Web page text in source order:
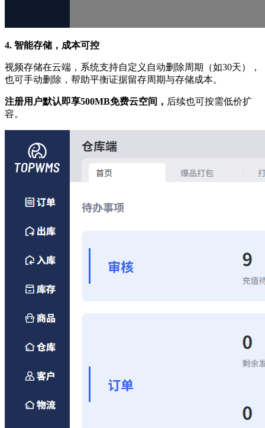
4. 智能存储，成本可控
视频存储在云端，系统支持自定义自动删除周期（如30天），
也可手动删除，帮助平衡证据留存周期与存储成本。
注册用户默认即享500MB免费云空间， 后续也可按需低价扩
容。